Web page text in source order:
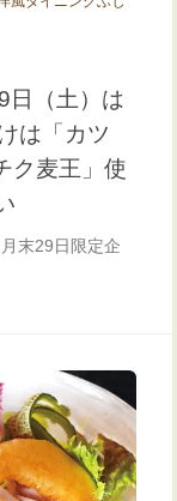
日（土）は
は「カツ
ク麦王」使
末29日限定企